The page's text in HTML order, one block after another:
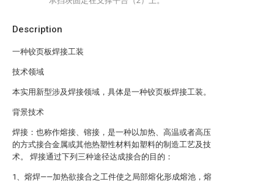
Description
一种铰页板焊接工装
技术领域
本实用新型涉及焊接领域，具体是一种铰页板焊接工装。
背景技术
焊接：也称作熔接、镕接，是一种以加热、高温或者高压
的方式接合金属或其他热塑性材料如塑料的制造工艺及技
术。 焊接通过下列三种途径达成接合的目的：
1、熔焊——加热欲接合之工件使之局部熔化形成熔池，熔